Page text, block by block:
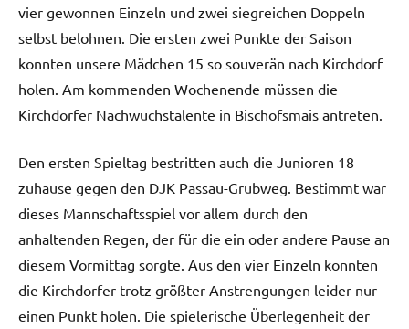
vier gewonnen Einzeln und zwei siegreichen Doppeln
selbst belohnen. Die ersten zwei Punkte der Saison
konnten unsere Mädchen 15 so souverän nach Kirchdorf
holen. Am kommenden Wochenende müssen die
Kirchdorfer Nachwuchstalente in Bischofsmais antreten.
Den ersten Spieltag bestritten auch die Junioren 18
zuhause gegen den DJK Passau-Grubweg. Bestimmt war
dieses Mannschaftsspiel vor allem durch den
anhaltenden Regen, der für die ein oder andere Pause an
diesem Vormittag sorgte. Aus den vier Einzeln konnten
die Kirchdorfer trotz größter Anstrengungen leider nur
einen Punkt holen. Die spielerische Überlegenheit der